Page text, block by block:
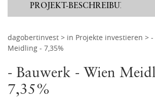
Wohllebengasse 12-14
1040 Wien
Kontaktanfrage
FAQ
Angemeldet bleiben
oder
PROJEKT-BESCHREIBUNG
dagobertinvest > in Projekte investieren >
Meidling - 7,35%
- Bauwerk - Wien
7,35%